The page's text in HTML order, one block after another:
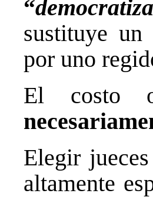
“
sustituye un
por uno
El costo
Elegir
altamente